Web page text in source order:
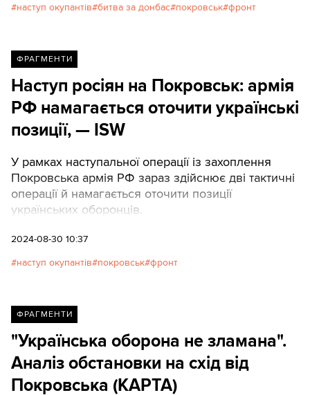
наступ окупантів битва за донбас покровськ фронт
ФРАГМЕНТИ
Наступ росіян на Покровськ: армія
РФ намагається оточити українські
позиції, — ISW
У рамках наступальної операції із захоплення
Покровська армія РФ зараз здійснює дві тактичні
операції й намагається оточити позиції
українських оборонців.
2024-08-30 10:37
наступ окупантів покровськ фронт
ФРАГМЕНТИ
"Українська оборона не зламана".
Аналіз обстановки на схід від
Покровська (КАРТА)